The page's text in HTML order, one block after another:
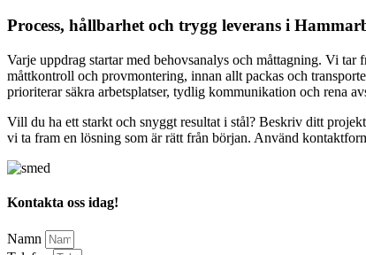
Process, hållbarhet och trygg leverans i
Varje uppdrag startar med behovsanalys och måttagning. Vi
måttkontroll och provmontering, innan allt packas och
prioriterar säkra arbetsplatser, tydlig kommunikation och rena
Vill du ha ett starkt och snyggt resultat i stål? Beskriv ditt
vi ta fram en lösning som är rätt från början. Använd
Kontakta oss idag!
Namn